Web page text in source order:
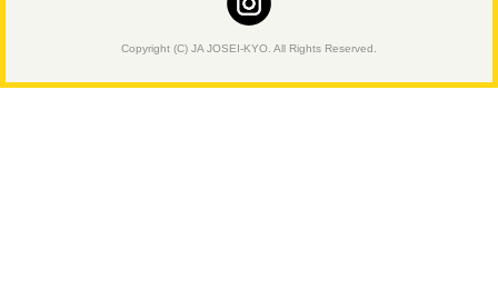
Copyright (C) JA JOSEI-KYO. All Rights Reserved.